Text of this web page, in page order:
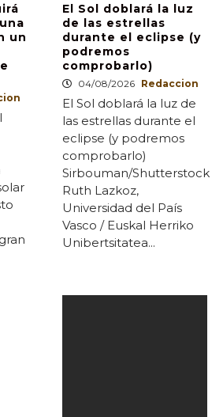
un
El Sol doblará la luz
de las estrellas
durante el eclipse (y
podremos
comprobarlo)
04/08/2026 Redaccion
El Sol doblará la luz de
las estrellas durante el
eclipse (y podremos
comprobarlo)
Sirbouman/Shutterstock
Ruth Lazkoz,
Universidad del País
Vasco / Euskal Herriko
Unibertsitatea...